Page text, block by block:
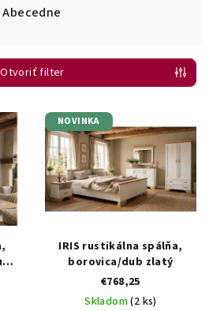
Abecedne
Otvoriť filter
NOVINKA
IRIS rustikálna spálňa,
borovica/dub zlatý
€768,25
Skladom(2 ks)